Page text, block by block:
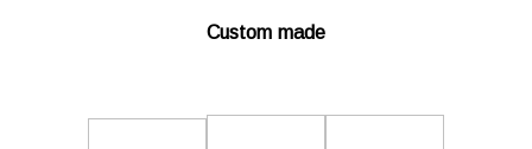
Custom made